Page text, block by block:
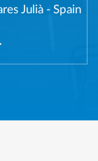
Julià - Spain